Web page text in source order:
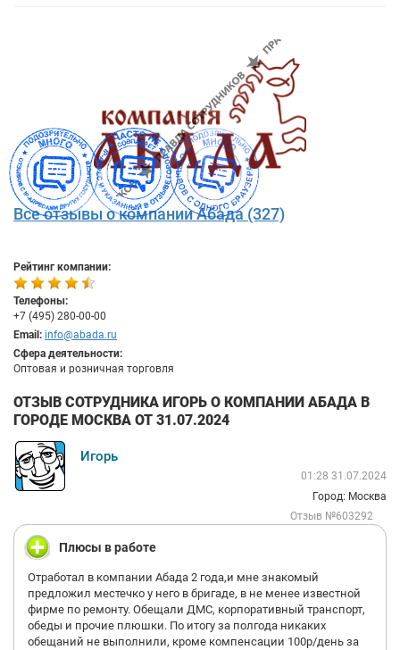
Все отзывы о компании Абада (327)
Рейтинг компании:
Телефоны:
+7 (495) 280-00-00
Email: info@abada.ru
Сфера деятельности:
Оптовая и розничная торговля
ОТЗЫВ СОТРУДНИКА ИГОРЬ О КОМПАНИИ АБАДА В
ГОРОДЕ МОСКВА ОТ 31.07.2024
Игорь
01:28 31.07.2024
Город: Москва
Отзыв №603292
Плюсы в работе
Отработал в компании Абада 2 года,и мне знакомый
предложил местечко у него в бригаде, в не менее известной
фирме по ремонту. Обещали ДМС, корпоративный транспорт,
обеды и прочие плюшки. По итогу за полгода никаких
обещаний не выполнили, кроме компенсации 100р/день за